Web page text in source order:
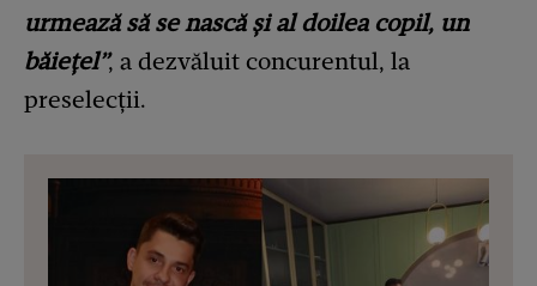
urmează să se nască și al doilea copil, un
băiețel”, a dezvăluit concurentul, la
preselecții.